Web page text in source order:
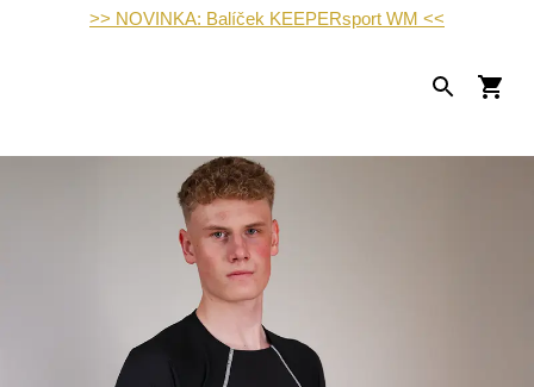
>> NOVINKA: Balíček KEEPERsport WM <<